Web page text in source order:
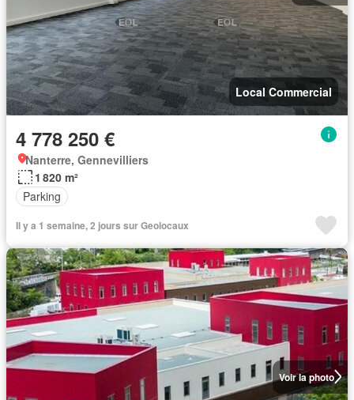
Local Commercial
4 778 250 €
Nanterre, Gennevilliers
1 820 m²
Parking
Il y a 1 semaine, 2 jours sur Geolocaux
Voir la photo